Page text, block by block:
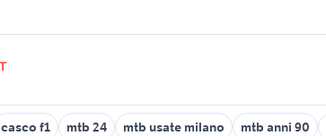
casco f1 mtb 24 mtb usate milano mtb anni 90